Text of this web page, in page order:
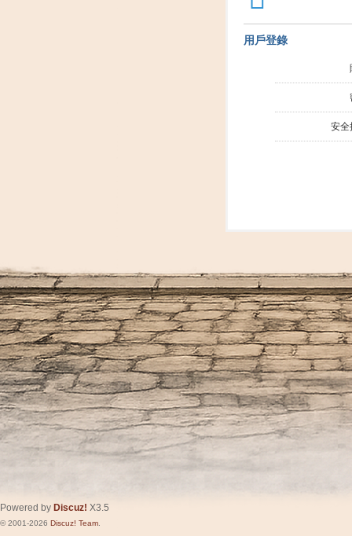
用戶登錄
安全
Powered by Discuz! X3.5
© 2001-2026 Discuz! Team